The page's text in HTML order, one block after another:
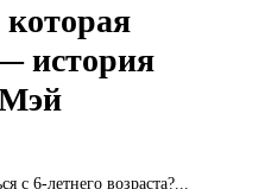
история
с 6-летнего возраста?...